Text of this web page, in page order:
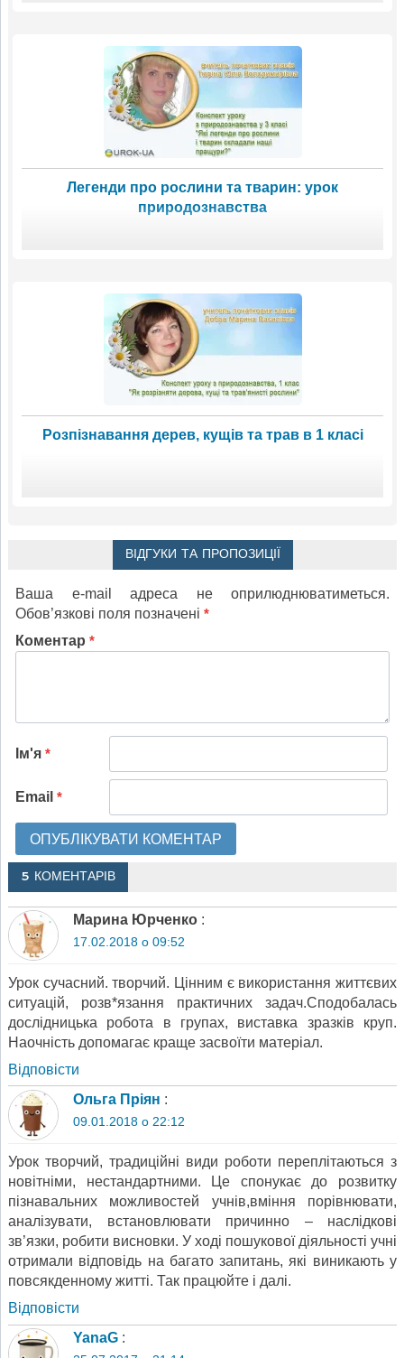
Легенди про рослини та тварин: урок
природознавства
Розпізнавання дерев, кущів та трав в 1 класі
ВІДГУКИ ТА ПРОПОЗИЦІЇ
Ваша e-mail адреса не оприлюднюватиметься.
Обов’язкові поля позначені *
Коментар *
Ім'я *
Email *
5 КОМЕНТАРІВ
Марина Юрченко :
17.02.2018 о 09:52
Урок сучасний. творчий. Цінним є використання життєвих
ситуацій, розв*язання практичних задач.Сподобалась
дослідницька робота в групах, виставка зразків круп.
Наочність допомагає краще засвоїти матеріал.
Відповіcти
Ольга Пріян :
09.01.2018 о 22:12
Урок творчий, традиційні види роботи переплітаються з
новітніми, нестандартними. Це спонукає до розвитку
пізнавальних можливостей учнів,вміння порівнювати,
аналізувати, встановлювати причинно – наслідкові
зв’язки, робити висновки. У ході пошукової діяльності учні
отримали відповідь на багато запитань, які виникають у
повсякденному житті. Так працюйте і далі.
Відповіcти
YanaG :